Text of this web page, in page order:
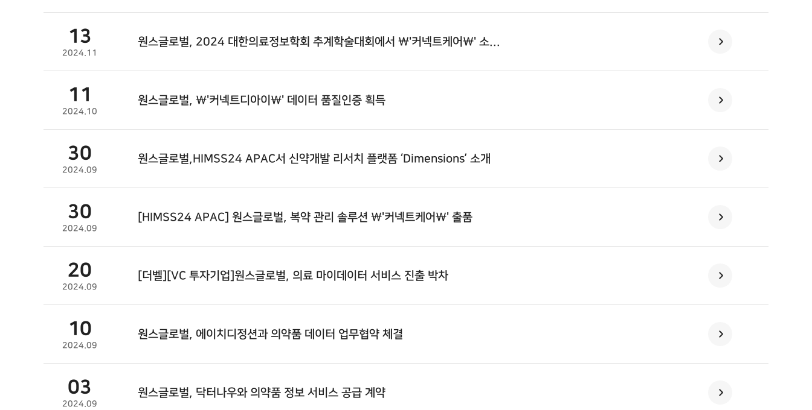
13
2024.11
원스글로벌, 2024 대한의료정보학회 추계학술대회에서 \'커넥트케어\' 소...
11
2024.10
원스글로벌, \'커넥트디아이\' 데이터 품질인증 획득
30
2024.09
원스글로벌,HIMSS24 APAC서 신약개발 리서치 플랫폼 ‘Dimensions’ 소개
30
2024.09
[HIMSS24 APAC] 원스글로벌, 복약 관리 솔루션 \'커넥트케어\' 출품
20
2024.09
[더벨][VC 투자기업]원스글로벌, 의료 마이데이터 서비스 진출 박차
10
2024.09
원스글로벌, 에이치디정션과 의약품 데이터 업무협약 체결
03
2024.09
원스글로벌, 닥터나우와 의약품 정보 서비스 공급 계약